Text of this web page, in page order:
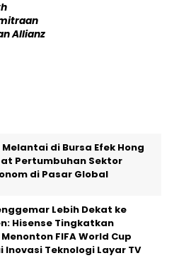
Allianz
Melantai di Bursa Efek Hong
Pertumbuhan Sektor
di Pasar Global
Lebih Dekat ke
Hisense Tingkatkan
FIFA World Cup
Inovasi Teknologi Layar TV